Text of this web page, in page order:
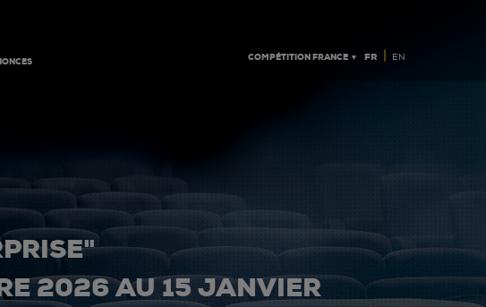
COMPÉTITION FRANCE ▼ FR | EN
2026 AU 15 JANVIER